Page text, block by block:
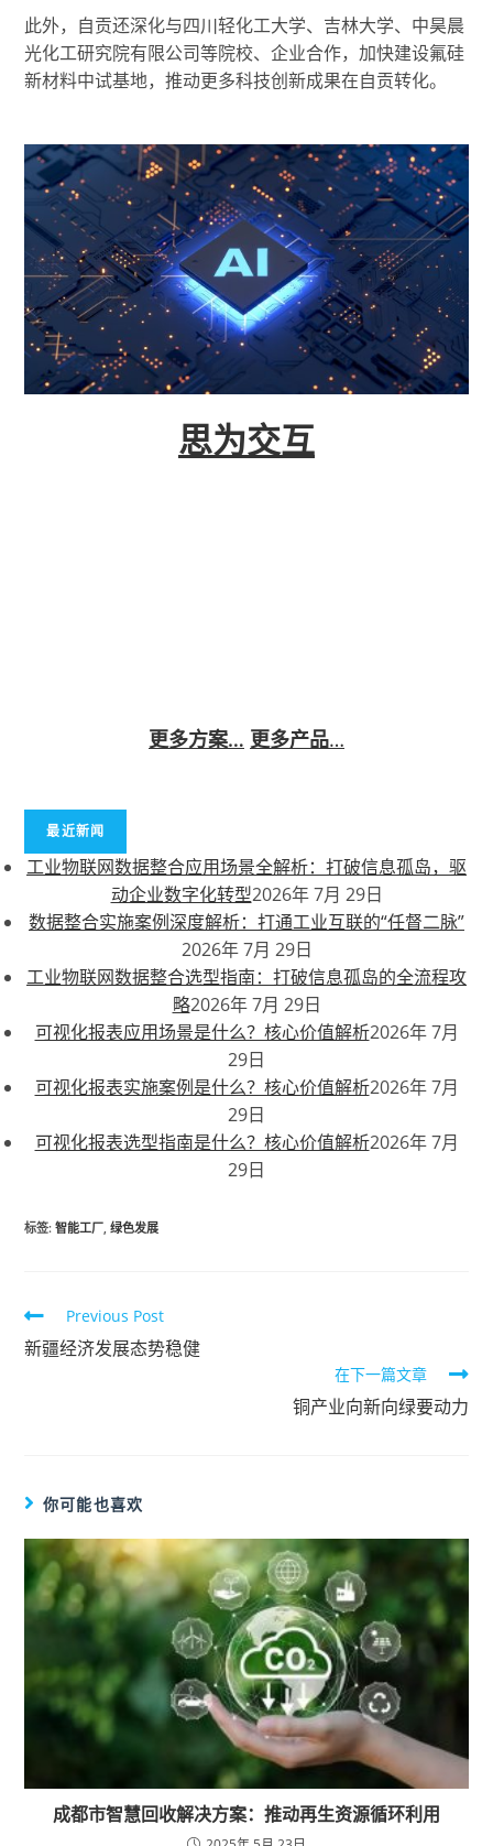
此外，自贡还深化与四川轻化工大学、吉林大学、中昊晨
光化工研究院有限公司等院校、企业合作，加快建设氟硅
新材料中试基地，推动更多科技创新成果在自贡转化。
思为交互
更多方案… 更多产品…
最近新闻
工业物联网数据整合应用场景全解析：打破信息孤岛，驱
动企业数字化转型2026年 7月 29日
数据整合实施案例深度解析：打通工业互联的“任督二脉”
2026年 7月 29日
工业物联网数据整合选型指南：打破信息孤岛的全流程攻
略2026年 7月 29日
可视化报表应用场景是什么？核心价值解析2026年 7月
29日
可视化报表实施案例是什么？核心价值解析2026年 7月
29日
可视化报表选型指南是什么？核心价值解析2026年 7月
29日
标签:智能工厂 绿色发展
Previous Post
新疆经济发展态势稳健
在下一篇文章
铜产业向新向绿要动力
你可能也喜欢
成都市智慧回收解决方案：推动再生资源循环利用